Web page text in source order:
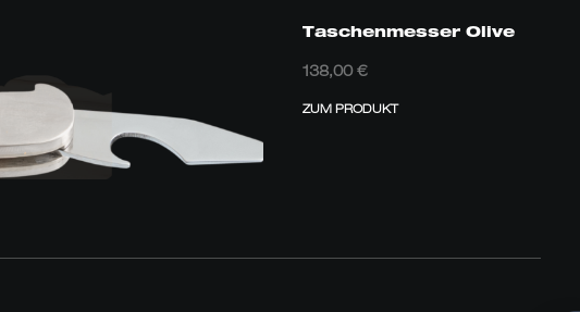
Taschenmesser Olive
138,00€
ZUM PRODUKT